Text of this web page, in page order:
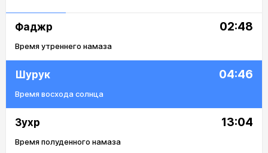
Фаджр 02:48
Время утреннего намаза
Шурук 04:46
Время восхода солнца
Зухр 13:04
Время полуденного намаза